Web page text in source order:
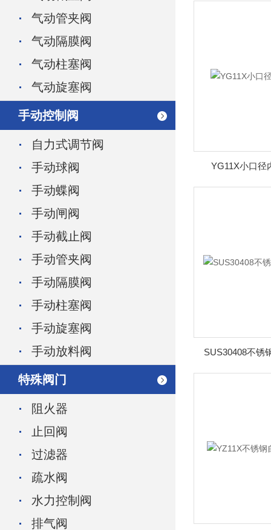
气动管夹阀
气动隔膜阀
气动柱塞阀
气动旋塞阀
手动控制阀
自力式调节阀
手动球阀
手动蝶阀
手动闸阀
手动截止阀
手动管夹阀
手动隔膜阀
手动柱塞阀
手动旋塞阀
手动放料阀
特殊阀门
阻火器
止回阀
过滤器
疏水阀
水力控制阀
排气阀
YG11X小口径
SUS30408不锈